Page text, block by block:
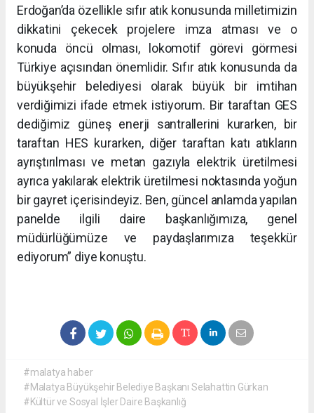
Erdoğan’da özellikle sıfır atık konusunda milletimizin
dikkatini çekecek projelere imza atması ve o
konuda öncü olması, lokomotif görevi görmesi
Türkiye açısından önemlidir. Sıfır atık konusunda da
büyükşehir belediyesi olarak büyük bir imtihan
verdiğimizi ifade etmek istiyorum. Bir taraftan GES
dediğimiz güneş enerji santrallerini kurarken, bir
taraftan HES kurarken, diğer taraftan katı atıkların
ayrıştırılması ve metan gazıyla elektrik üretilmesi
ayrıca yakılarak elektrik üretilmesi noktasında yoğun
bir gayret içerisindeyiz. Ben, güncel anlamda yapılan
panelde ilgili daire başkanlığımıza, genel
müdürlüğümüze ve paydaşlarımıza teşekkür
ediyorum” diye konuştu.
#malatya haber
#Malatya Büyükşehir Belediye Başkanı Selahattin Gürkan
#Kültür ve Sosyal İşler Daire Başkanlığ